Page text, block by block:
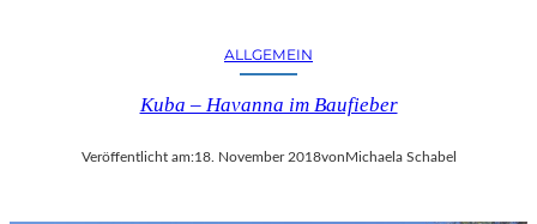
ALLGEMEIN
Kuba – Havanna im Baufieber
Veröffentlicht am:18. November 2018vonMichaela Schabel